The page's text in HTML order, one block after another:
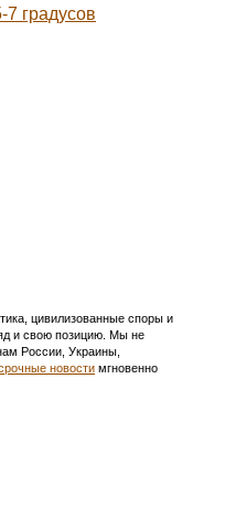
7 градусов
цивилизованные споры и
и свою позицию. Мы не
России, Украины,
новости мгновенно